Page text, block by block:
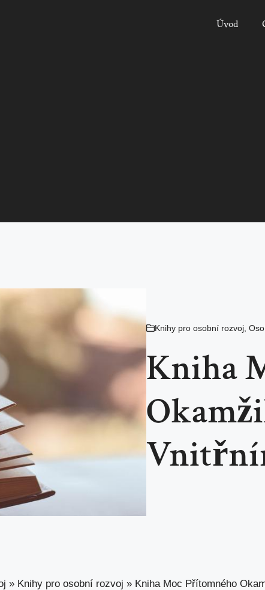
Úvod
Knihy pro osobní rozvoj,
Kniha
» Knihy pro osobní rozvoj » Kniha Moc Přítomného